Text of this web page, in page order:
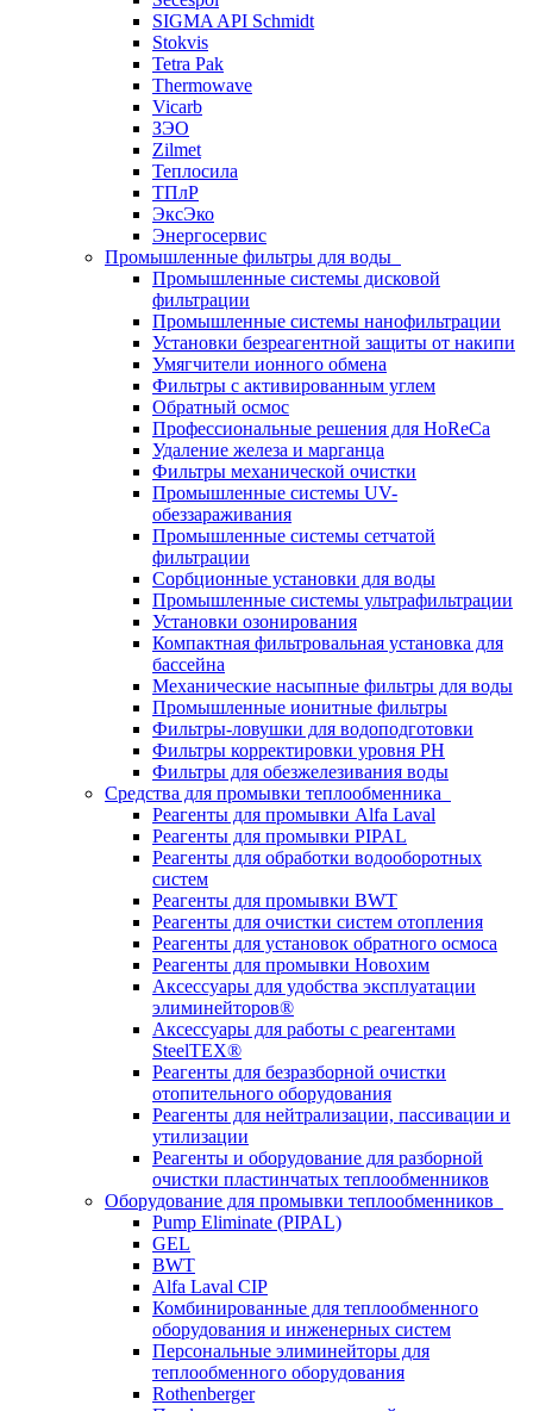
SIGMA API Schmidt
Stokvis
Tetra Pak
Thermowave
Vicarb
ЗЭО
Zilmet
Теплосила
ТПлР
ЭксЭко
Энергосервис
Промышленные фильтры для воды
Промышленные системы дисковой
фильтрации
Промышленные системы нанофильтрации
Установки безреагентной защиты от накипи
Умягчители ионного обмена
Фильтры с активированным углем
Обратный осмос
Профессиональные решения для HoReCa
Удаление железа и марганца
Фильтры механической очистки
Промышленные системы UV-
обеззараживания
Промышленные системы сетчатой
фильтрации
Сорбционные установки для воды
Промышленные системы ультрафильтрации
Установки озонирования
Компактная фильтровальная установка для
бассейна
Механические насыпные фильтры для воды
Промышленные ионитные фильтры
Фильтры-ловушки для водоподготовки
Фильтры корректировки уровня PH
Фильтры для обезжелезивания воды
Средства для промывки теплообменника
Реагенты для промывки Alfa Laval
Реагенты для промывки PIPAL
Реагенты для обработки водооборотных
систем
Реагенты для промывки BWT
Реагенты для очистки систем отопления
Реагенты для установок обратного осмоса
Реагенты для промывки Новохим
Аксессуары для удобства эксплуатации
элиминейторов®
Аксессуары для работы с реагентами
SteelTEX®
Реагенты для безразборной очистки
отопительного оборудования
Реагенты для нейтрализации, пассивации и
утилизации
Реагенты и оборудование для разборной
очистки пластинчатых теплообменников
Оборудование для промывки теплообменников
Pump Eliminate (PIPAL)
GEL
BWT
Alfa Laval CIP
Комбинированные для теплообменного
оборудования и инженерных систем
Персональные элиминейторы для
теплообменного оборудования
Rothenberger